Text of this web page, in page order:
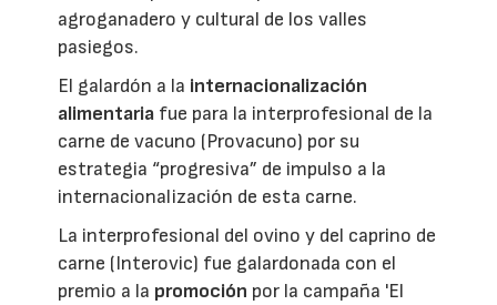
agroganadero y cultural de los valles
pasiegos.
El galardón a la internacionalización
alimentaria fue para la interprofesional de la
carne de vacuno (Provacuno) por su
estrategia “progresiva” de impulso a la
internacionalización de esta carne.
La interprofesional del ovino y del caprino de
carne (Interovic) fue galardonada con el
premio a la promoción por la campaña 'El